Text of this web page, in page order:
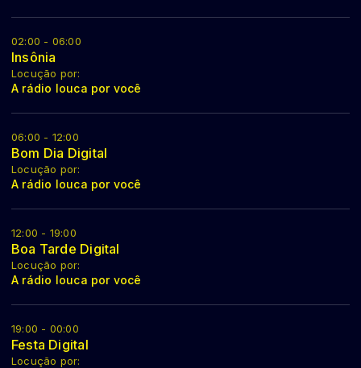
02:00 - 06:00
Insônia
Locução por:
A rádio louca por você
06:00 - 12:00
Bom Dia Digital
Locução por:
A rádio louca por você
12:00 - 19:00
Boa Tarde Digital
Locução por:
A rádio louca por você
19:00 - 00:00
Festa Digital
Locução por: